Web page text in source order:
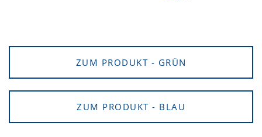
ZUM PRODUKT - GRÜN
ZUM PRODUKT - BLAU